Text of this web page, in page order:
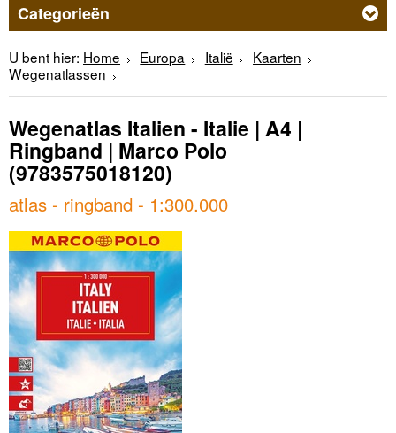
Categorieën
U bent hier: Home Europa Italië
Kaarten
Wegenatlassen
Wegenatlas Italien - Italie | A4 |
Ringband | Marco Polo
(9783575018120)
atlas - ringband - 1:300.000